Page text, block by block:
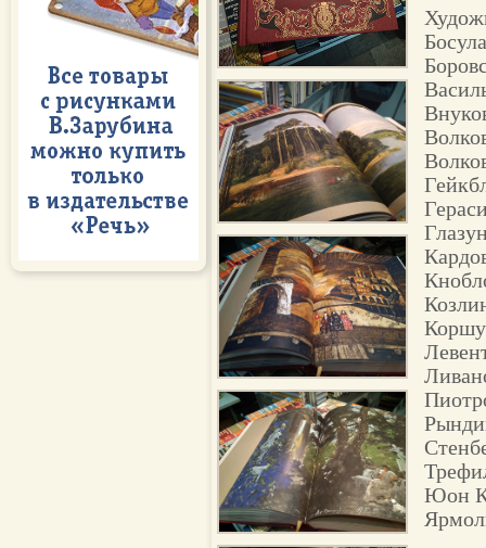
Юон